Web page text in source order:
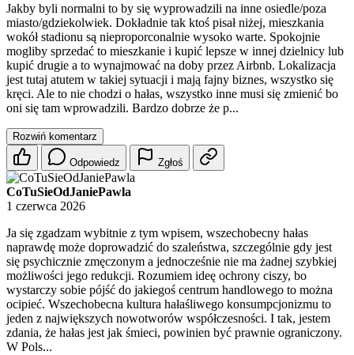
Jakby byli normalni to by się wyprowadzili na inne osiedle/poza
miasto/gdziekolwiek. Dokładnie tak ktoś pisał niżej, mieszkania
wokół stadionu są nieproporconalnie wysoko warte. Spokojnie
mogliby sprzedać to mieszkanie i kupić lepsze w innej dzielnicy lub
kupić drugie a to wynajmować na doby przez Airbnb. Lokalizacja
jest tutaj atutem w takiej sytuacji i mają fajny biznes, wszystko się
kręci. Ale to nie chodzi o hałas, wszystko inne musi się zmienić bo
oni się tam wprowadzili. Bardzo dobrze że p...
Rozwiń komentarz
Odpowiedz Zgłoś
CoTuSieOdJaniePawla
1 czerwca 2026
Ja się zgadzam wybitnie z tym wpisem, wszechobecny hałas
naprawdę może doprowadzić do szaleństwa, szczególnie gdy jest
się psychicznie zmęczonym a jednocześnie nie ma żadnej szybkiej
możliwości jego redukcji. Rozumiem ideę ochrony ciszy, bo
wystarczy sobie pójść do jakiegoś centrum handlowego to można
ocipieć. Wszechobecna kultura hałaśliwego konsumpcjonizmu to
jeden z największych nowotworów współczesności. I tak, jestem
zdania, że hałas jest jak śmieci, powinien być prawnie ograniczony.
W Pols...